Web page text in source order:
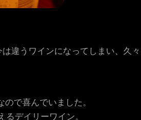
違うワインになってしまい、久
で喜んでいました。
デイリーワイン。